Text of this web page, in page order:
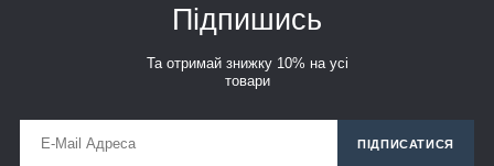
Підпишись
Та отримай знижку 10% на усі
товари
ПІДПИСАТИСЯ